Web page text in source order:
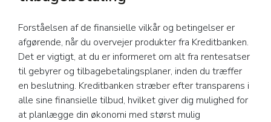
Forståelsen af de finansielle vilkår og betingelser er
afgørende, når du overvejer produkter fra Kreditbanken.
Det er vigtigt, at du er informeret om alt fra rentesatser
til gebyrer og tilbagebetalingsplaner, inden du træffer
en beslutning. Kreditbanken stræber efter transparens i
alle sine finansielle tilbud, hvilket giver dig mulighed for
at planlægge din økonomi med størst mulig